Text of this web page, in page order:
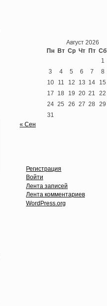
Август 2026
Пн Вт Ср Чт Пт Сб
1
3
4 5 6 7 8
10
11 12 13 14 15
17
18 19 20 21 22
24 25 26 27 28 29
31
« Сен
Регистрация
Войти
Лента записей
Лента комментариев
WordPress.org